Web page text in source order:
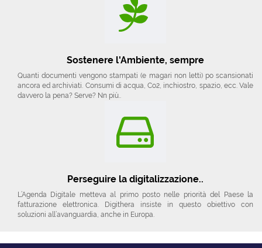
Sostenere l'Ambiente, sempre
Quanti documenti vengono stampati (e magari non letti) po scansionati
ancora ed archiviati. Consumi di acqua, Co2, inchiostro, spazio, ecc. Vale
davvero la pena? Serve? Nn più..
Perseguire la digitalizzazione..
L’Agenda Digitale metteva al primo posto nelle priorità del Paese la
fatturazione elettronica. Digithera insiste in questo obiettivo con
soluzioni all’avanguardia, anche in Europa.